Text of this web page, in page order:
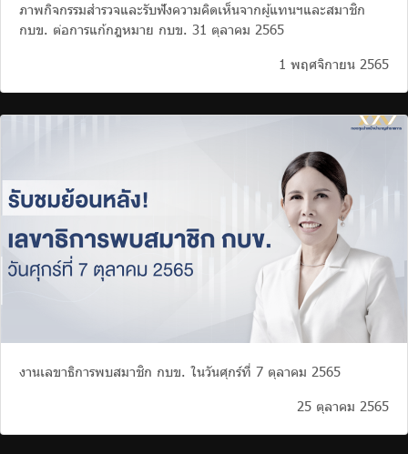
ภาพกิจกรรมสำรวจและรับฟังความคิดเห็นจากผู้แทนฯและสมาชิก
กบข. ต่อการแก้กฎหมาย กบข. 31 ตุลาคม 2565
1 พฤศจิกายน 2565
งานเลขาธิการพบสมาชิก กบข. ในวันศุกร์ที่ 7 ตุลาคม 2565
25 ตุลาคม 2565